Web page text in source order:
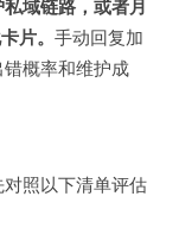
域链路，或者月
片。 手动回复加
概率和维护成
照以下清单评估